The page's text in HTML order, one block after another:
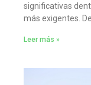
significativas
más exigentes.
Leer más »